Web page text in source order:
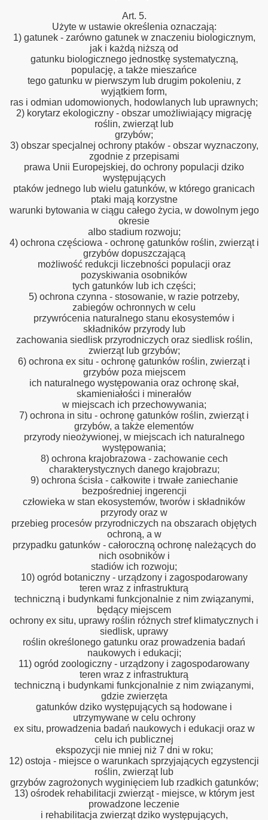
Art. 5.
Użyte w ustawie określenia oznaczają:
1) gatunek - zarówno gatunek w znaczeniu biologicznym,
jak i każdą niższą od
gatunku biologicznego jednostkę systematyczną,
populację, a także mieszańce
tego gatunku w pierwszym lub drugim pokoleniu, z
wyjątkiem form,
ras i odmian udomowionych, hodowlanych lub uprawnych;
2) korytarz ekologiczny - obszar umożliwiający migrację
roślin, zwierząt lub
grzybów;
3) obszar specjalnej ochrony ptaków - obszar wyznaczony,
zgodnie z przepisami
prawa Unii Europejskiej, do ochrony populacji dziko
występujących
ptaków jednego lub wielu gatunków, w którego granicach
ptaki mają korzystne
warunki bytowania w ciągu całego życia, w dowolnym jego
okresie
albo stadium rozwoju;
4) ochrona częściowa - ochronę gatunków roślin, zwierząt i
grzybów dopuszczającą
możliwość redukcji liczebności populacji oraz
pozyskiwania osobników
tych gatunków lub ich części;
5) ochrona czynna - stosowanie, w razie potrzeby,
zabiegów ochronnych w celu
przywrócenia naturalnego stanu ekosystemów i
składników przyrody lub
zachowania siedlisk przyrodniczych oraz siedlisk roślin,
zwierząt lub grzybów;
6) ochrona ex situ - ochronę gatunków roślin, zwierząt i
grzybów poza miejscem
ich naturalnego występowania oraz ochronę skał,
skamieniałości i minerałów
w miejscach ich przechowywania;
7) ochrona in situ - ochronę gatunków roślin, zwierząt i
grzybów, a także elementów
przyrody nieożywionej, w miejscach ich naturalnego
występowania;
8) ochrona krajobrazowa - zachowanie cech
charakterystycznych danego krajobrazu;
9) ochrona ścisła - całkowite i trwałe zaniechanie
bezpośredniej ingerencji
człowieka w stan ekosystemów, tworów i składników
przyrody oraz w
przebieg procesów przyrodniczych na obszarach objętych
ochroną, a w
przypadku gatunków - całoroczną ochronę należących do
nich osobników i
stadiów ich rozwoju;
10) ogród botaniczny - urządzony i zagospodarowany
teren wraz z infrastrukturą
techniczną i budynkami funkcjonalnie z nim związanymi,
będący miejscem
ochrony ex situ, uprawy roślin różnych stref klimatycznych i
siedlisk, uprawy
roślin określonego gatunku oraz prowadzenia badań
naukowych i edukacji;
11) ogród zoologiczny - urządzony i zagospodarowany
teren wraz z infrastrukturą
techniczną i budynkami funkcjonalnie z nim związanymi,
gdzie zwierzęta
gatunków dziko występujących są hodowane i
utrzymywane w celu ochrony
ex situ, prowadzenia badań naukowych i edukacji oraz w
celu ich publicznej
ekspozycji nie mniej niż 7 dni w roku;
12) ostoja - miejsce o warunkach sprzyjających egzystencji
roślin, zwierząt lub
grzybów zagrożonych wyginięciem lub rzadkich gatunków;
13) ośrodek rehabilitacji zwierząt - miejsce, w którym jest
prowadzone leczenie
i rehabilitacja zwierząt dziko występujących,